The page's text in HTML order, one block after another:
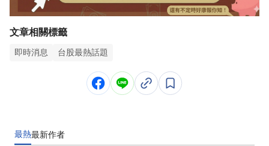
文章相關標籤
即時消息 台股最熱話題
最熱最新作者